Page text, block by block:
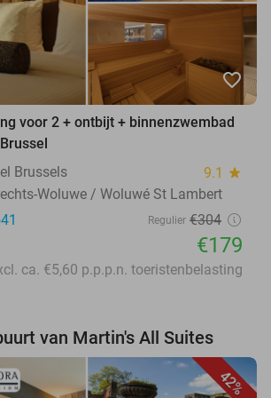
favorite_border
voor 2 + ontbijt + binnenzwembad
Brussels
9.1 star
Woluwe / Woluwé St Lambert
Regulier €304
€179
ca. €5,60 p.p.p.n. toeristenbelasting
van Martin's All Suites
42%